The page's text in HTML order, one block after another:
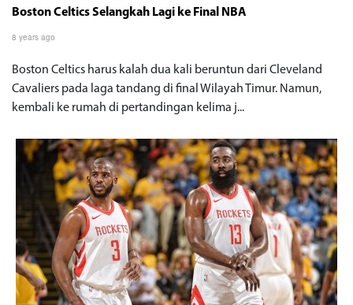
Boston Celtics Selangkah Lagi ke Final NBA
8 years ago
Boston Celtics harus kalah dua kali beruntun dari Cleveland
Cavaliers pada laga tandang di final Wilayah Timur. Namun,
kembali ke rumah di pertandingan kelima j...